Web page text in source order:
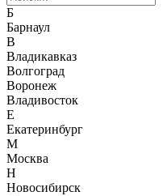
Б
Барнаул
В
Владикавказ
Волгоград
Воронеж
Владивосток
Е
Екатеринбург
М
Москва
Н
Новосибирск